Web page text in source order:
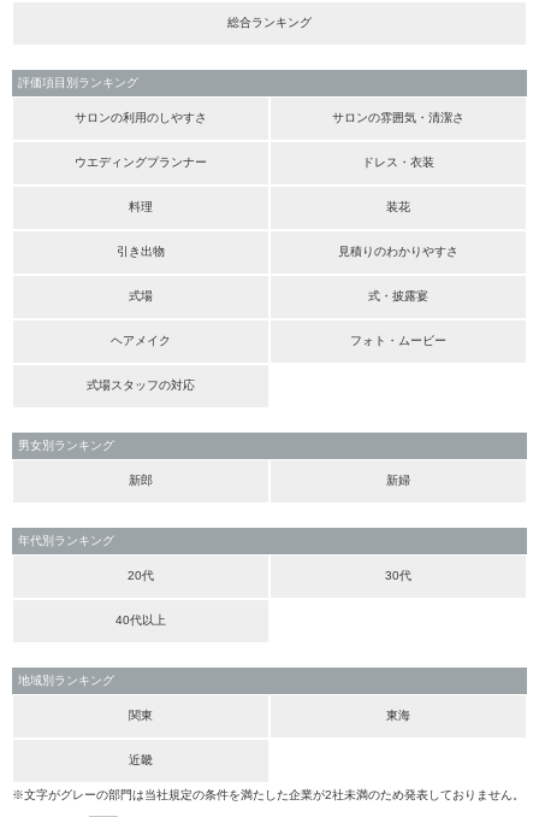
総合ランキング
評価項目別ランキング
サロンの利用のしやすさ サロンの雰囲気・清潔さ
ウエディングプランナー ドレス・衣装
料理 装花
引き出物 見積りのわかりやすさ
式場 式・披露宴
ヘアメイク フォト・ムービー
式場スタッフの対応
男女別ランキング
新郎 新婦
年代別ランキング
20代 30代
40代以上
地域別ランキング
関東 東海
近畿
※文字がグレーの部門は当社規定の条件を満たした企業が2社未満のため発表しておりません。